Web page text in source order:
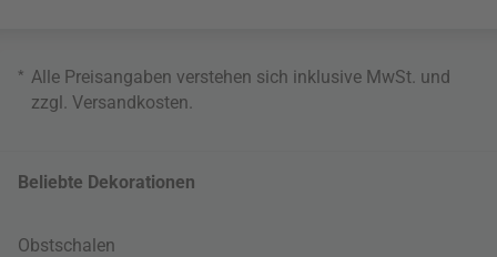
* Alle Preisangaben verstehen sich inklusive MwSt. und
zzgl. Versandkosten
Beliebte Dekorationen
Obstschalen